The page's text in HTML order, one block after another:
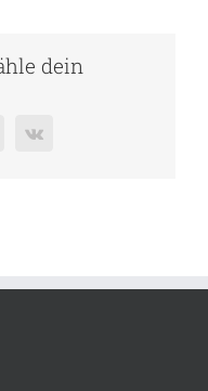
dein
PinterestVk